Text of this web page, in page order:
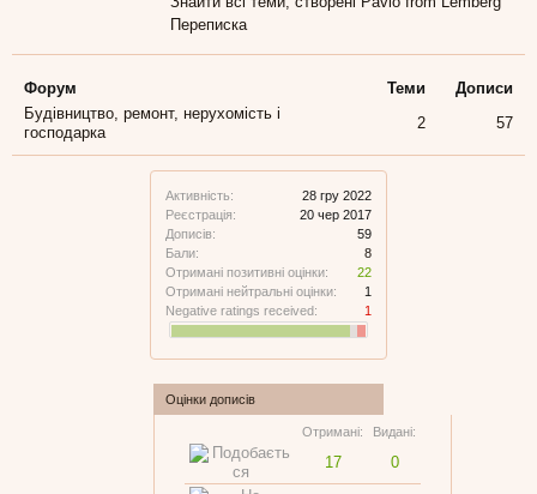
Активність:
28 гру 2022
Реєстрація:
20 чер 2017
Дописів:
59
Бали:
8
Отримані позитивні оцінки:
22
Отримані нейтральні оцінки:
1
Negative ratings received:
1
Оцінки дописів
Отримані: Видані:
17 0
Переписка
Форум Теми
Дописи
Будівництво, ремонт, нерухомість і
господарка
2 57